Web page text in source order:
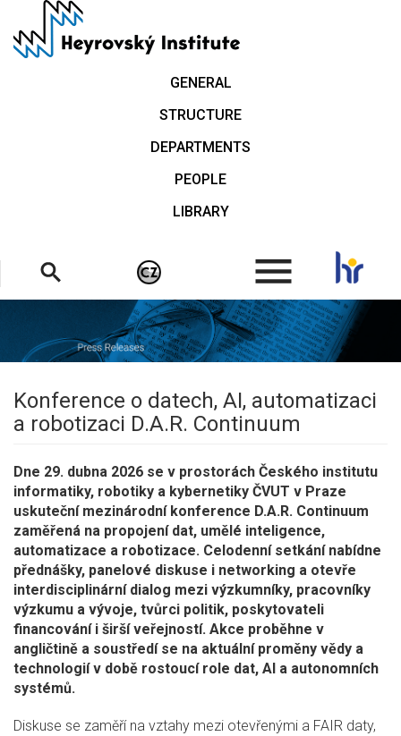
main
GENERAL
STRUCTURE
DEPARTMENTS
PEOPLE
LIBRARY
.
Konference o datech, AI, automatizaci
a robotizaci D.A.R. Continuum
Dne 29. dubna 2026 se v prostorách Českého institutu
informatiky, robotiky a kybernetiky ČVUT v Praze
uskuteční mezinárodní konference D.A.R. Continuum
zaměřená na propojení dat, umělé inteligence,
automatizace a robotizace. Celodenní setkání nabídne
přednášky, panelové diskuse i networking a otevře
interdisciplinární dialog mezi výzkumníky, pracovníky
výzkumu a vývoje, tvůrci politik, poskytovateli
financování i širší veřejností. Akce proběhne v
angličtině a soustředí se na aktuální proměny vědy a
technologií v době rostoucí role dat, AI a autonomních
systémů.
Diskuse se zaměří na vztahy mezi otevřenými a FAIR daty,